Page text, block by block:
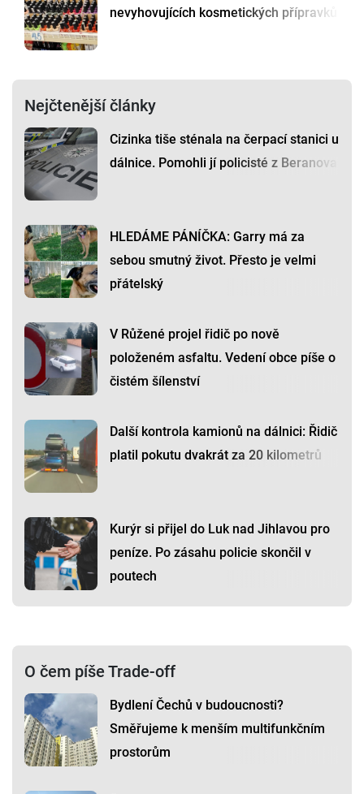
nevyhovujících kosmetických přípravků
Nejčtenější články
Cizinka tiše sténala na čerpací stanici u
dálnice. Pomohli jí policisté z Beranova
HLEDÁME PÁNÍČKA: Garry má za
sebou smutný život. Přesto je velmi
přátelský
V Růžené projel řidič po nově
položeném asfaltu. Vedení obce píše o
čistém šílenství
Další kontrola kamionů na dálnici: Řidič
platil pokutu dvakrát za 20 kilometrů
Kurýr si přijel do Luk nad Jihlavou pro
peníze. Po zásahu policie skončil v
poutech
O čem píše Trade-off
Bydlení Čechů v budoucnosti?
Směřujeme k menším multifunkčním
prostorům